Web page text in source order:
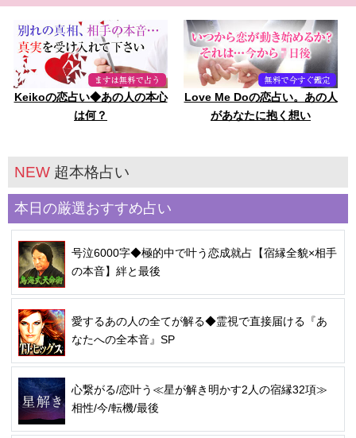
Keikoの恋占い◆あの人の本心
は何？
Love Me Doの恋占い。あの人
があなたに抱く想い
NEW 超本格占い
本日の厳選おすすめ占い
号泣6000字◆極的中で叶う恋成就占【宿縁全貌×相手
の本音】絆と最後
愛するあの人の全てが解る◆霊視で直接届ける『あ
なたへの全本音』SP
心繋がる/恋叶う≪星が解き明かす2人の宿縁32項≫
相性/今/転機/最後